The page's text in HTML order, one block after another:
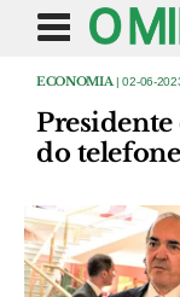
ECONOMIA | 02-06-
do